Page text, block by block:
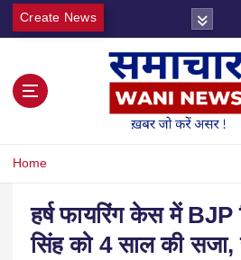
Create News
Home
हर्ष फायरिंग केस में BJP
सिंह को 4 साल की सजा,